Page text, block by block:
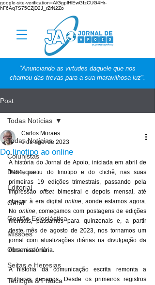
google-site-verification=AlGgplHlEwGIzCUG4Hr-
hF6Aq7S75CZjD2J_rZrN2Zo
"Anunciando as virtudes daquele que nos
chamou das trevas para a sua maravilhosa luz".
Post
Todas Notícias
Colunistas
Destaque
Editorial
Geral
Gestão Eclesiástica
Missões
Observatório
Seitas e Heresias
Teologia & Prática
Todas Notícias
Do linotipo ao online
Carlos Moraes
1 de ago. de 2023
A história do Jornal de Apoio, iniciada em abril de
1984, partiu do linotipo e do clichê, nas suas
primeiras 19 edições trimestrais, passando pela
impressão offset bimestral e depois mensal, até
chegar à era digital online, aonde estamos agora.
No online, começamos com postagens de edições
mensais, passamos para quinzenais e, a partir
deste mês de agosto de 2023, nos tornamos um
jornal com atualizações diárias na divulgação da
obra missionária.
A história da comunicação escrita remonta a
milhares de anos. Desde os primeiros registros